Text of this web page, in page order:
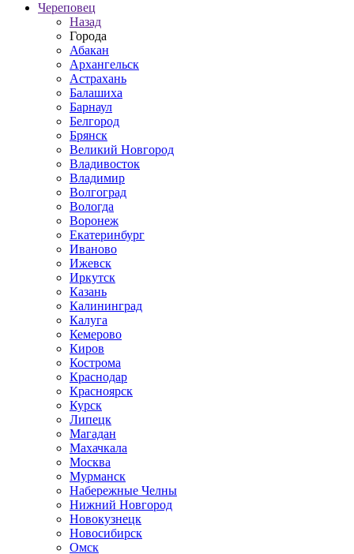
Череповец
Назад
Города
Абакан
Архангельск
Астрахань
Балашиха
Барнаул
Белгород
Брянск
Великий Новгород
Владивосток
Владимир
Волгоград
Вологда
Воронеж
Екатеринбург
Иваново
Ижевск
Иркутск
Казань
Калининград
Калуга
Кемерово
Киров
Кострома
Краснодар
Красноярск
Курск
Липецк
Магадан
Махачкала
Москва
Мурманск
Набережные Челны
Нижний Новгород
Новокузнецк
Новосибирск
Омск